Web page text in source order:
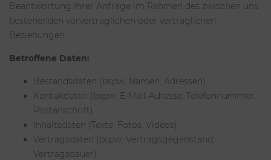
Beantwortung Ihrer Anfrage im Rahmen des zwischen uns
bestehenden vorvertraglichen oder vertraglichen
Beziehungen.
Betroffene Daten:
Bestandsdaten (bspw. Namen, Adressen)
Kontakdaten (bspw. E-Mail-Adresse, Telefonnummer,
Postanschrift)
Inhaltsdaten (Texte, Fotos, Videos)
Vertragsdaten (bspw. Vertragsgegenstand,
Vertragsdauer)